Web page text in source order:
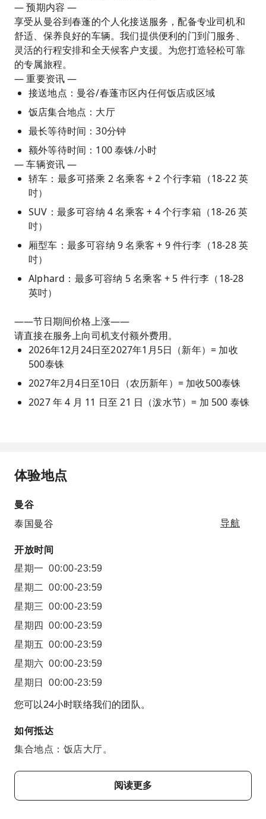
— 预期内容 —
享受从曼谷到春蓬的个人化接送服务，配备专业司机和
舒适、保养良好的车辆。我们提供便利的门到门服务、
灵活的行程安排和全天候客户支援。为您打造轻松可靠
的专属旅程。
— 重要资讯 —
接送地点：曼谷/春蓬市区内任何饭店或区域
饭店集合地点：大厅
最长等待时间：30分钟
额外等待时间：100 泰铢/小时
— 车辆资讯 —
轿车：最多可搭乘 2 名乘客 + 2 个行李箱（18-22 英
吋）
SUV：最多可容纳 4 名乘客 + 4 个行李箱（18-26 英
吋）
厢型车：最多可容纳 9 名乘客 + 9 件行李（18-28 英
吋）
Alphard：最多可容纳 5 名乘客 + 5 件行李（18-28
英吋）
——节日期间价格上涨——
请直接在服务上向司机支付额外费用。
2026年12月24日至2027年1月5日（新年）= 加收
500泰铢
2027年2月4日至10日（农历新年）= 加收500泰铢
2027 年 4 月 11 日至 21 日（泼水节）= 加 500 泰铢
体验地点
曼谷
泰国曼谷
导航
开放时间
星期一 00:00-23:59
星期二
00:00-23:59
星期三 00:00-23:59
星期四
00:00-23:59
星期五 00:00-23:59
星期六 00:00-23:59
星期日
00:00-23:59
您可以24小时联络我们的团队。
如何抵达
集合地点：饭店大厅。
阅读更多